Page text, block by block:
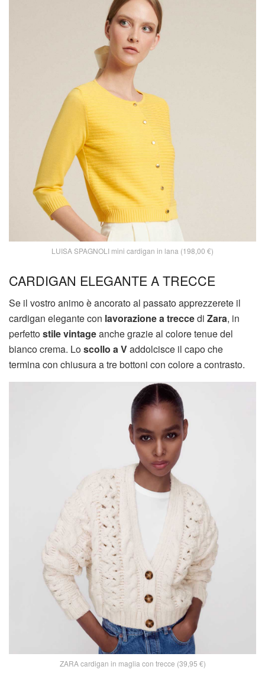
LUISA SPAGNOLI mini cardigan in lana (198,00 €)
CARDIGAN ELEGANTE A TRECCE
Se il vostro animo è ancorato al passato apprezzerete il
cardigan elegante con lavorazione a treccedi Zara, in
perfettostile vintageanche grazie al colore tenue del
bianco crema. Loscollo a Vaddolcisce il capo che
termina con chiusura a tre bottoni con colore a contrasto.
ZARA cardigan in maglia con trecce (39,95 €)